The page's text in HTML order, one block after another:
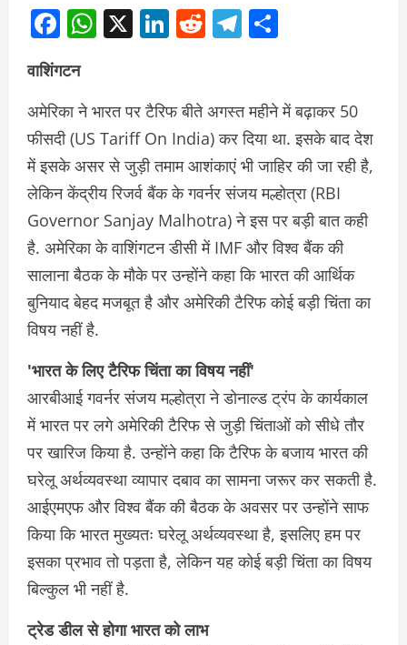
Facebook
WhatsApp
X LinkedIn
RedditTelegram
वाशिंगटन
अमेरिका ने भारत पर टैरिफ बीते अगस्त महीने में बढ़ाकर 50
फीसदी (US Tariff On India) कर दिया था. इसके बाद देश
में इसके असर से जुड़ी तमाम आशंकाएं भी जाहिर की जा रही है,
लेकिन केंद्रीय रिजर्व बैंक के गवर्नर संजय मल्होत्रा (RBI
Governor Sanjay Malhotra) ने इस पर बड़ी बात कही
है. अमेरिका के वाशिंगटन डीसी में IMF और विश्व बैंक की
सालाना बैठक के मौके पर उन्होंने कहा कि भारत की आर्थिक
बुनियाद बेहद मजबूत है और अमेरिकी टैरिफ कोई बड़ी चिंता का
विषय नहीं है.
'भारत के लिए टैरिफ चिंता का विषय नहीं'
आरबीआई गवर्नर संजय मल्होत्रा ​​ने डोनाल्ड ट्रंप के कार्यकाल
में भारत पर लगे अमेरिकी टैरिफ से जुड़ी चिंताओं को सीधे तौर
पर खारिज किया है. उन्होंने कहा कि टैरिफ के बजाय भारत की
घरेलू अर्थव्यवस्था व्यापार दबाव का सामना जरूर कर सकती है.
आईएमएफ और विश्व बैंक की बैठक के अवसर पर उन्होंने साफ
किया कि भारत मुख्यतः घरेलू अर्थव्यवस्था है, इसलिए हम पर
इसका प्रभाव तो पड़ता है, लेकिन यह कोई बड़ी चिंता का विषय
बिल्कुल भी नहीं है.
ट्रेड डील से होगा भारत को लाभ